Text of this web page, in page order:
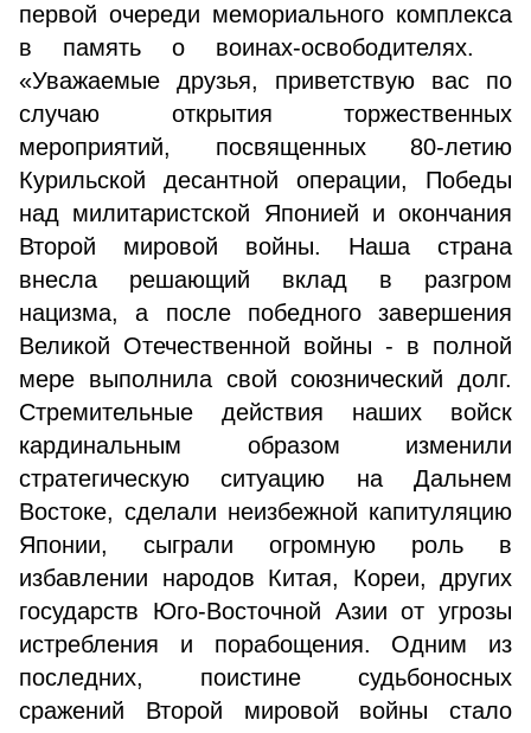
первой очереди мемориального комплекса
в память о воинах-освободителях.
«Уважаемые друзья, приветствую вас по
случаю открытия торжественных
мероприятий, посвященных 80-летию
Курильской десантной операции, Победы
над милитаристской Японией и окончания
Второй мировой войны. Наша страна
внесла решающий вклад в разгром
нацизма, а после победного завершения
Великой Отечественной войны - в полной
мере выполнила свой союзнический долг.
Стремительные действия наших войск
кардинальным образом изменили
стратегическую ситуацию на Дальнем
Востоке, сделали неизбежной капитуляцию
Японии, сыграли огромную роль в
избавлении народов Китая, Кореи, других
государств Юго-Восточной Азии от угрозы
истребления и порабощения. Одним из
последних, поистине судьбоносных
сражений Второй мировой войны стало